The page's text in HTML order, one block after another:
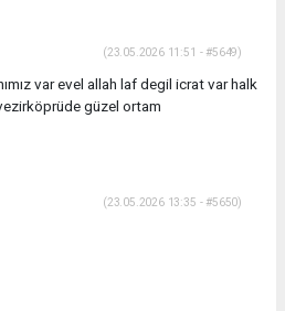
(23.05.2026 11:51 - #5649)
var evel allah laf degil icrat var halk
güzel ortam
(23.05.2026 13:35 - #5650)